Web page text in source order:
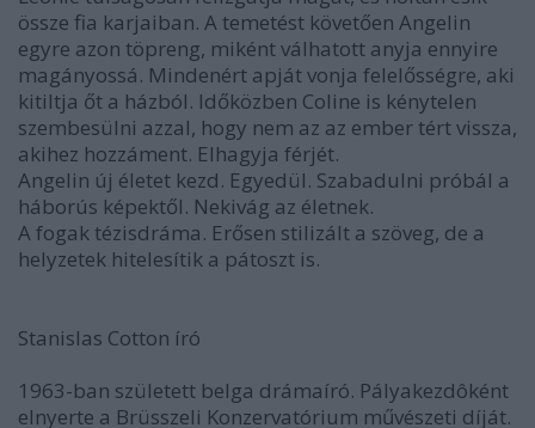
össze fia karjaiban. A temetést követően Angelin
egyre azon töpreng, miként válhatott anyja ennyire
magányossá. Mindenért apját vonja felelősségre, aki
kitiltja őt a házból. Időközben Coline is kénytelen
szembesülni azzal, hogy nem az az ember tért vissza,
akihez hozzáment. Elhagyja férjét.
Angelin új életet kezd. Egyedül. Szabadulni próbál a
háborús képektől. Nekivág az életnek.
A fogak tézisdráma. Erősen stilizált a szöveg, de a
helyzetek hitelesítik a pátoszt is.
Stanislas Cotton író
1963-ban született belga drámaíró. Pályakezdôként
elnyerte a Brüsszeli Konzervatórium művészeti díját.